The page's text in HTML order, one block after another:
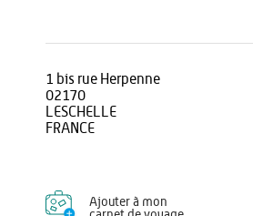
1 bis rue Herpenne
02170
LESCHELLE
FRANCE
Ajouter à mon